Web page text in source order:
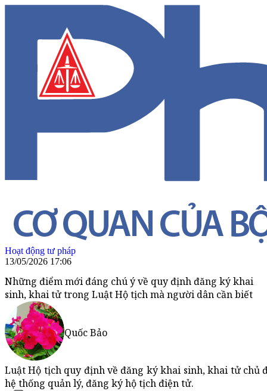
Hoạt động tư pháp
13/05/2026 17:06
Những điểm mới đáng chú ý về quy định đăng ký khai
sinh, khai tử trong Luật Hộ tịch mà người dân cần biết
Quốc Bảo
Luật Hộ tịch quy định về đăng ký khai sinh, khai tử chủ
hệ thống quản lý, đăng ký hộ tịch điện tử.